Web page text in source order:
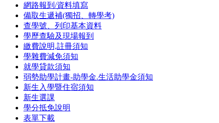
網路報到/資料填寫
備取生遞補(獨招、轉學考)
查學號、列印基本資料
學歷查驗及現場報到
繳費說明,註冊須知
學雜費減免須知
就學貸款須知
弱勢助學計畫-助學金.生活助學金須知
新生入學暨住宿須知
新生選課
學分抵免說明
表單下載